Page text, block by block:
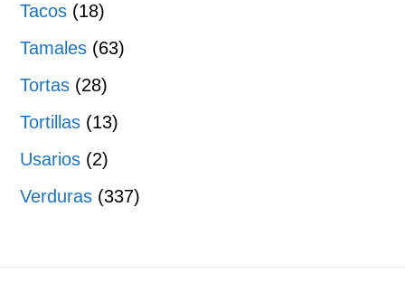
Tacos (18)
Tamales (63)
Tortas (28)
Tortillas (13)
Usarios (2)
Verduras (337)